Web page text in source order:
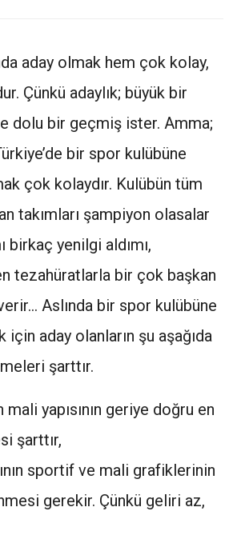
aday olmak hem çok kolay,
Çünkü adaylık; büyük bir
dolu bir geçmiş ister. Amma;
bir spor kulübüne
çok kolaydır. Kulübün tüm
takımları şampiyon olasalar
birkaç yenilgi aldımı,
tezahüratlarla bir çok başkan
Aslında bir spor kulübüne
için aday olanların şu aşağıda
şarttır.
yapısının geriye doğru en
şarttır,
sportif ve mali grafiklerinin
gerekir. Çünkü geliri az,